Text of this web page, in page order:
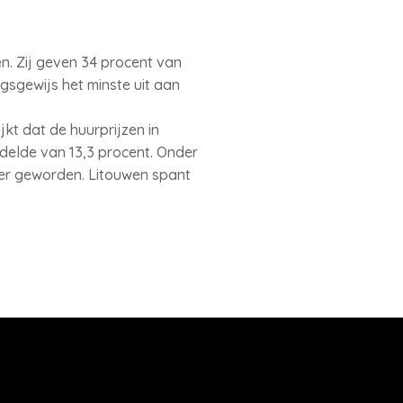
Zij geven 34 procent van
het minste uit aan
dat de huurprijzen in
van 13,3 procent. Onder
geworden. Litouwen spant